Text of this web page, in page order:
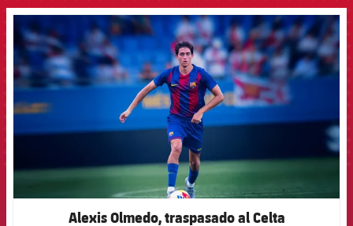
FCB Barcelona badge
Alexis Olmedo, traspasado al Celta